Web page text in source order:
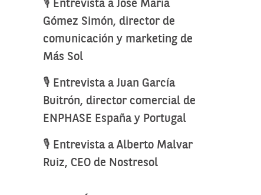
🎙️ Entrevista a Jose María
Gómez Simón, director de
comunicación y marketing de
Más Sol
🎙️ Entrevista a Juan García
Buitrón, director comercial de
ENPHASE España y Portugal
🎙️ Entrevista a Alberto Malvar
Ruiz, CEO de Nostresol